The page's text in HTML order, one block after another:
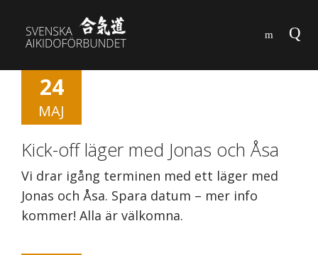
24
MAJ
Kick-off läger med Jonas och Åsa
Vi drar igång terminen med ett läger med
Jonas och Åsa. Spara datum – mer info
kommer! Alla är välkomna.